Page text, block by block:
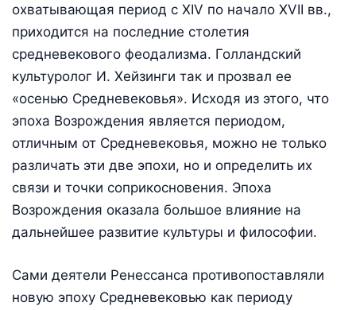
охватывающая период с XIV по начало ХVII вв.,
приходится на последние столетия
средневекового феодализма. Голландский
культуролог И. Хейзинги так и прозвал ее
«осенью Средневековья». Исходя из этого, что
эпоха Возрождения является периодом,
отличным от Средневековья, можно не только
различать эти две эпохи, но и определить их
связи и точки соприкосновения. Эпоха
Возрождения оказала большое влияние на
дальнейшее развитие культуры и философии.
Сами деятели Ренессанса противопоставляли
новую эпоху Средневековью как периоду